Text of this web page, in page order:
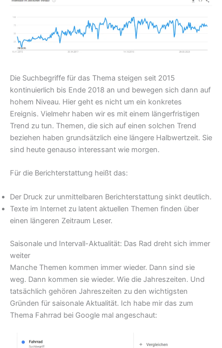
Die Suchbegriffe für das Thema steigen seit 2015
kontinuierlich bis Ende 2018 an und bewegen sich dann auf
hohem Niveau. Hier geht es nicht um ein konkretes
Ereignis. Vielmehr haben wir es mit einem längerfristigen
Trend zu tun. Themen, die sich auf einen solchen Trend
beziehen haben grundsätzlich eine längere Halbwertzeit. Sie
sind heute genauso interessant wie morgen.
Für die Berichterstattung heißt das:
Der Druck zur unmittelbaren Berichterstattung sinkt deutlich.
Texte im Internet zu latent aktuellen Themen finden über
einen längeren Zeitraum Leser.
Saisonale und Intervall-Aktualität: Das Rad dreht sich immer
weiter
Manche Themen kommen immer wieder. Dann sind sie
weg. Dann kommen sie wieder. Wie die Jahreszeiten. Und
tatsächlich gehören Jahreszeiten zu den wichtigsten
Gründen für saisonale Aktualität. Ich habe mir das zum
Thema Fahrrad bei Google mal angeschaut: